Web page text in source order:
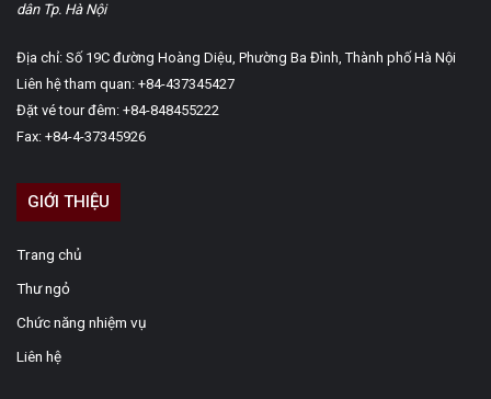
dân Tp. Hà Nội
Địa chỉ: Số 19C đường Hoàng Diệu, Phường Ba Đình, Thành phố Hà Nội
Liên hệ tham quan: +84-437345427
Đặt vé tour đêm: +84-848455222
Fax: +84-4-37345926
GIỚI THIỆU
Trang chủ
Thư ngỏ
Chức năng nhiệm vụ
Liên hệ